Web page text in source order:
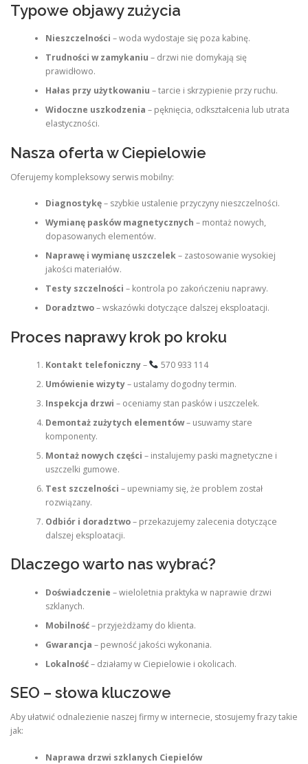
Typowe objawy zużycia
Nieszczelności – woda wydostaje się poza kabinę.
Trudności w zamykaniu – drzwi nie domykają się
prawidłowo.
Hałas przy użytkowaniu – tarcie i skrzypienie przy ruchu.
Widoczne uszkodzenia – pęknięcia, odkształcenia lub utrata
elastyczności.
Nasza oferta w Ciepielowie
Oferujemy kompleksowy serwis mobilny:
Diagnostykę– szybkie ustalenie przyczyny nieszczelności.
Wymianę pasków magnetycznych – montaż nowych,
dopasowanych elementów.
Naprawę i wymianę uszczelek– zastosowanie wysokiej
jakości materiałów.
Testy szczelności – kontrola po zakończeniu naprawy.
Doradztwo– wskazówki dotyczące dalszej eksploatacji.
Proces naprawy krok po kroku
Kontakt telefoniczny–
570 933 114
Umówienie wizyty– ustalamy dogodny termin.
Inspekcja drzwi – oceniamy stan pasków i uszczelek.
Demontaż zużytych elementów– usuwamy stare
komponenty.
Montaż nowych części – instalujemy paski magnetyczne i
uszczelki gumowe.
Test szczelności – upewniamy się, że problem został
rozwiązany.
Odbiór i doradztwo– przekazujemy zalecenia dotyczące
dalszej eksploatacji.
Dlaczego warto nas wybrać?
Doświadczenie – wieloletnia praktyka w naprawie drzwi
szklanych.
Mobilność– przyjeżdżamy do klienta.
Gwarancja – pewność jakości wykonania.
Lokalność– działamy w Ciepielowie i okolicach.
SEO – słowa kluczowe
Aby ułatwić odnalezienie naszej firmy w internecie, stosujemy frazy takie
jak:
Naprawa drzwi szklanych Ciepielów